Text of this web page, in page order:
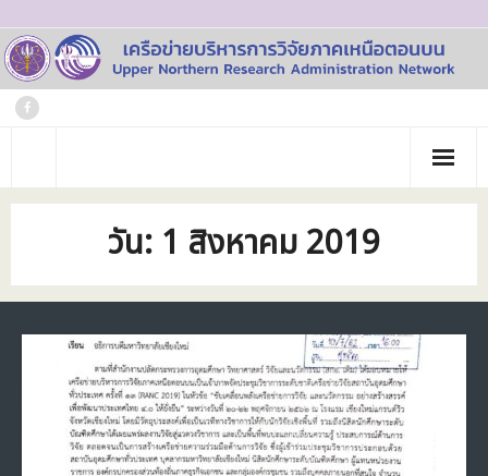
Skip
to
content
หน้าแรก
เกี่ยวกับเรา
- คณะทำงาน
- บุคลากร
- สถาบันสมาชิก
ภาพกิจกรรม
วารสาร
ข้อมูลโครงการวิจัย
วัน: 1 สิงหาคม 2019